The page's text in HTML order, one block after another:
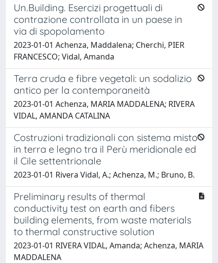
Un.Building. Esercizi progettuali di
contrazione controllata in un paese in
via di spopolamento
2023-01-01 Achenza, Maddalena; Cherchi, PIER
FRANCESCO; Vidal, Amanda
Terra cruda e fibre vegetali: un sodalizio
antico per la contemporaneità
2023-01-01 Achenza, MARIA MADDALENA; RIVERA
VIDAL, AMANDA CATALINA
Costruzioni tradizionali con sistema misto
in terra e legno tra il Perù meridionale ed
il Cile settentrionale
2023-01-01 Rivera Vidal, A.; Achenza, M.; Bruno, B.
Preliminary results of thermal
conductivity test on earth and fibers
building elements, from waste materials
to thermal constructive solution
2023-01-01 RIVERA VIDAL, Amanda; Achenza, MARIA
MADDALENA